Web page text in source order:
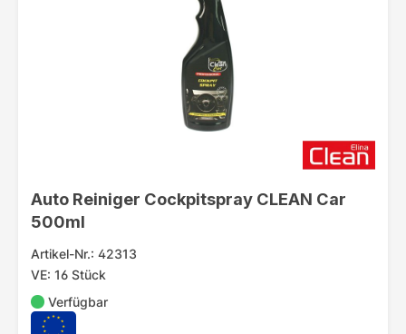
Auto Reiniger Cockpitspray CLEAN Car
500ml
Artikel-Nr.: 42313
VE: 16 Stück
Verfügbar